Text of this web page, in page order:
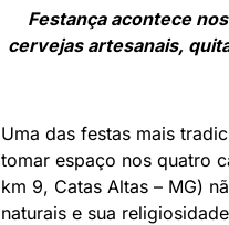
Festança acontece
cervejas artesanais,
Uma das festas mais
tomar espaço nos quatro
km 9, Catas Altas – MG)
naturais e sua